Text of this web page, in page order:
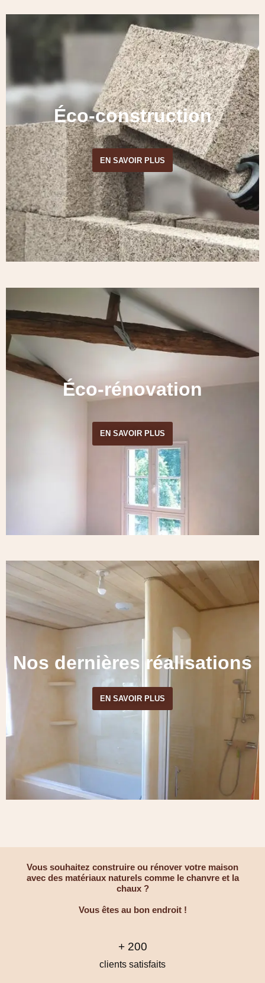
Éco-construction
EN SAVOIR PLUS
Éco-rénovation
EN SAVOIR PLUS
Nos dernières réalisations
EN SAVOIR PLUS
Vous souhaitez construire ou rénover votre maison
avec des matériaux naturels comme le chanvre et la
chaux ?
Vous êtes au bon endroit !
clients satisfaits
+ 200